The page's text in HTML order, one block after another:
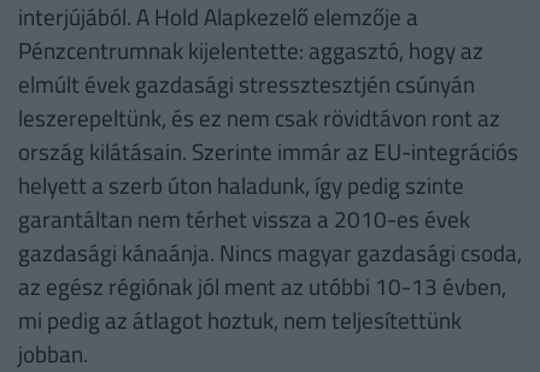
interjújából. A Hold Alapkezelő elemzője a
Pénzcentrumnak kijelentette: aggasztó, hogy az
elmúlt évek gazdasági stressztesztjén csúnyán
leszerepeltünk, és ez nem csak rövidtávon ront az
ország kilátásain. Szerinte immár az EU-integrációs
helyett a szerb úton haladunk, így pedig szinte
garantáltan nem térhet vissza a 2010-es évek
gazdasági kánaánja. Nincs magyar gazdasági csoda,
az egész régiónak jól ment az utóbbi 10-13 évben,
mi pedig az átlagot hoztuk, nem teljesítettünk
jobban.